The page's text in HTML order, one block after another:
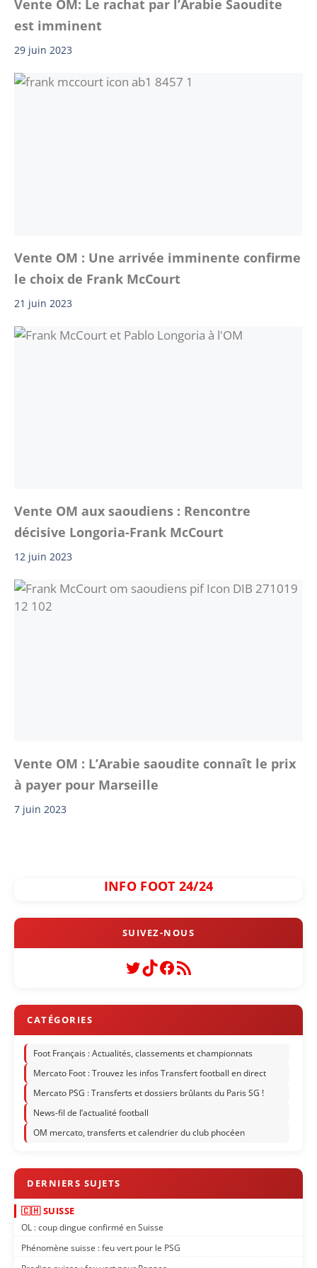
Vente OM: Le rachat par l’Arabie Saoudite
est imminent
29 juin 2023
Vente OM : Une arrivée imminente confirme
le choix de Frank McCourt
21 juin 2023
Vente OM aux saoudiens : Rencontre
décisive Longoria-Frank McCourt
12 juin 2023
Vente OM : L’Arabie saoudite connaît le prix
à payer pour Marseille
7 juin 2023
INFO FOOT 24/24
Twitter
TikTok
Facebook
Flux RSS
Foot Français : Actualités, classements et championnats
Mercato Foot : Trouvez les infos Transfert football en direct
Mercato PSG : Transferts et dossiers brûlants du Paris SG !
News-fil de l’actualité football
OM mercato, transferts et calendrier du club phocéen
🇨🇭 SUISSE
OL : coup dingue confirmé en Suisse
Phénomène suisse : feu vert pour le PSG